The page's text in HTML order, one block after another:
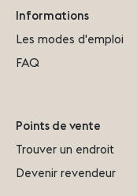
Informations
Les modes d'emploi
FAQ
Points de vente
Trouver un endroit
Devenir revendeur